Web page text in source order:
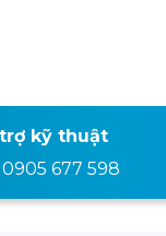
kỹ thuật
677 598